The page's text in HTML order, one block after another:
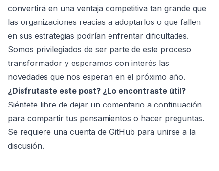
convertirá en una ventaja competitiva tan grande que
las organizaciones reacias a adoptarlos o que fallen
en sus estrategias podrían enfrentar dificultades.
Somos privilegiados de ser parte de este proceso
transformador y esperamos con interés las
novedades que nos esperan en el próximo año.
¿Disfrutaste este post? ¿Lo encontraste útil?
Siéntete libre de dejar un comentario a continuación
para compartir tus pensamientos o hacer preguntas.
Se requiere una cuenta de GitHub para unirse a la
discusión.